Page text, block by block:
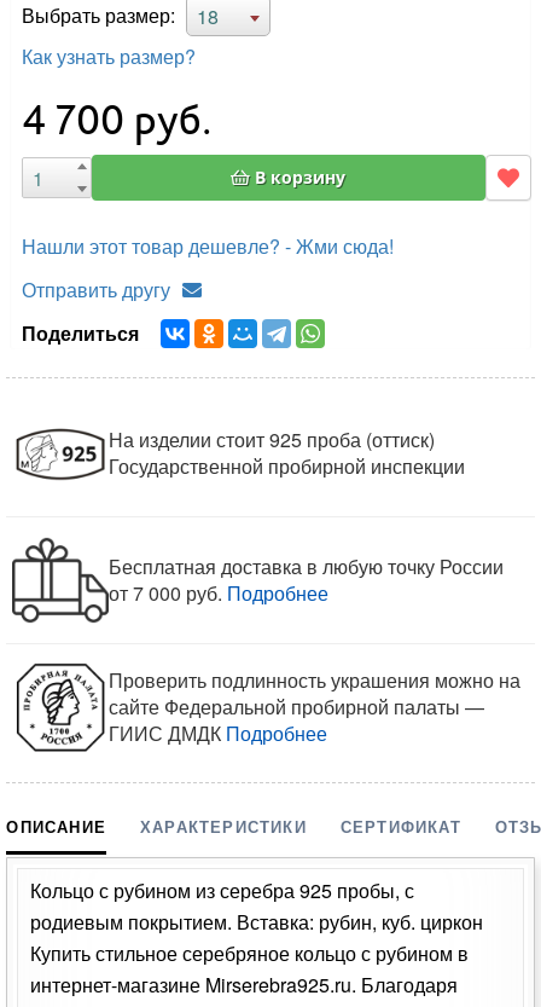
Выбрать размер:
18
Как узнать размер?
4 700 руб.
В корзину
Нашли этот товар дешевле? - Жми сюда!
Отправить другу
Поделиться
На изделии стоит 925 проба (оттиск)
Государственной пробирной инспекции
Бесплатная доставка в любую точку России
от 7 000 руб. Подробнее
Проверить подлинность украшения можно на
сайте Федеральной пробирной палаты —
ГИИС ДМДК Подробнее
ОПИСАНИЕ ХАРАКТЕРИСТИКИ СЕРТИФИКАТ
Кольцо с рубином из серебра 925 пробы, с
родиевым покрытием. Вставка: рубин, куб. циркон
Купить стильное серебряное кольцо с рубином в
интернет-магазине Mirserebra925.ru. Благодаря